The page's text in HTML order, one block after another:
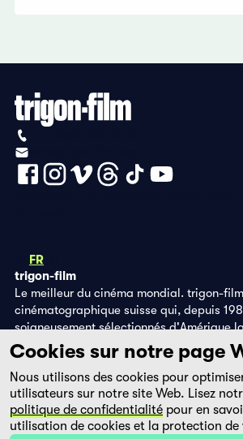
FR
trigon-film
Le meilleur du cinéma mondial. trigon-
cinématographique suisse qui, depuis
soigneusement sélectionnés d'Amérique
d'Afrique et d'Europe de l'Est, dans les
grâce à ses propres éditions DVD et sur la
streaming filmingo.
Cookies sur notre page
Nous utilisons des cookies pour
utilisateurs sur notre site Web. Lisez
politique de confidentialité pour en
utilisation de cookies et la protection de